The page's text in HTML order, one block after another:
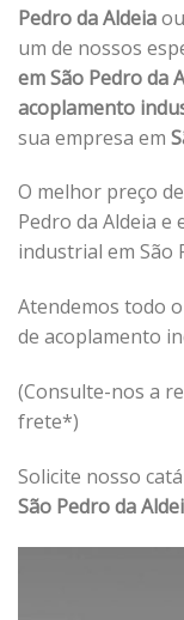
Pedro da Aldeia
um de nossos
em São Pedro da
acoplamento
sua empresa em
O melhor preço
Pedro da Aldeia
industrial em São
Atendemos todo
de acoplamento
(Consulte-nos a
frete*)
Solicite nosso
São Pedro da